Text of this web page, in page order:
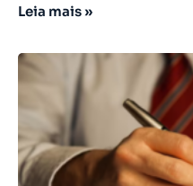
Leia mais »